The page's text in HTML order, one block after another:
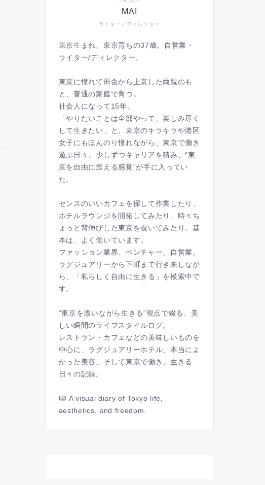
ライター／ディレクター
MAI
東京生まれ、東京育ちの37歳。自営業・
ライター/ディレクター。
東京に憧れて田舎から上京した両親のも
と、普通の家庭で育つ。
社会人になって15年。
「やりたいことは全部やって、楽しみ尽く
して生きたい」と、東京のキラキラや港区
女子にもほんのり憧れながら、東京で働き
遊ぶ日々。少しずつキャリアを積み、“東
京を自由に漂える感覚”が手に入ってい
た。
センスのいいカフェを探して作業したり、
ホテルラウンジを開拓してみたり、時々ち
ょっと背伸びした東京を覗いてみたり。基
本は、よく働いています。
ファッション業界、ベンチャー、自営業。
ラグジュアリーから下町まで行き来しなが
ら、「私らしく自由に生きる」を模索中で
す。
“東京を漂いながら生きる”視点で綴る、美
しい瞬間のライフスタイルログ。
レストラン・カフェなどの美味しいものを
中心に、ラグジュアリーホテル、本当によ
かった美容、そして東京で働き、生きる
日々の記録。
A visual diary of Tokyo life,
aesthetics, and freedom.